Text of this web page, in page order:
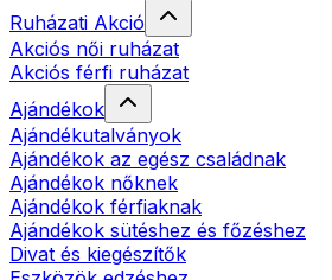
Ruházati Akció
Akciós női ruházat
Akciós férfi ruházat
Ajándékok
Ajándékutalványok
Ajándékok az egész családnak
Ajándékok nőknek
Ajándékok férfiaknak
Ajándékok sütéshez és főzéshez
Divat és kiegészítők